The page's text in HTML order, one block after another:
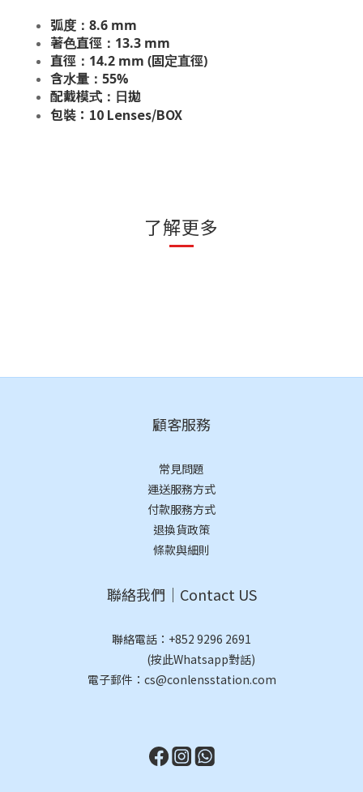
弧度：8.6 mm
著色直徑：13.3 mm
直徑：14.2 mm (固定直徑)
含水量：55%
配戴模式：日拋
包裝：10 Lenses/BOX
了解更多
顧客服務
常見問題
運送服務方式
付款服務方式
退換貨政策
條款與細則
聯絡我們｜Contact US
聯絡電話： +852 9296 2691
(按此Whatsapp對話)
電子郵件：cs@conlensstation.com